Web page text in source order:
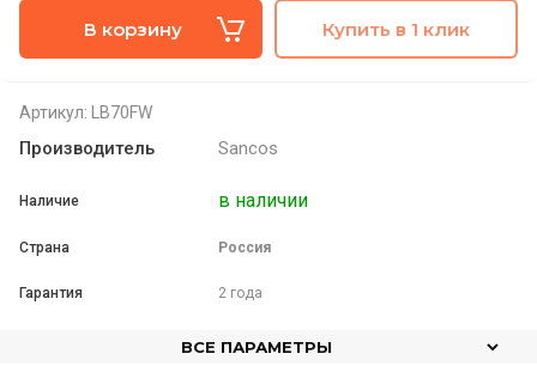
В корзину Купить в 1 клик
Артикул: LB70FW
Производитель Sancos
Наличие в наличии
Страна Россия
Гарантия 2 года
ВСЕ ПАРАМЕТРЫ